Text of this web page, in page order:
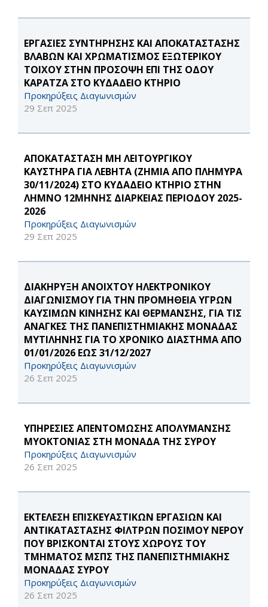
ΕΡΓΑΣΙΕΣ ΣΥΝΤΗΡΗΣΗΣ ΚΑΙ ΑΠΟΚΑΤΑΣΤΑΣΗΣ
ΒΛΑΒΩΝ ΚΑΙ ΧΡΩΜΑΤΙΣΜΟΣ ΕΞΩΤΕΡΙΚΟΥ
ΤΟΙΧΟΥ ΣΤΗΝ ΠΡΟΣΟΨΗ ΕΠΙ ΤΗΣ ΟΔΟΥ
ΚΑΡΑΤΖΑ ΣΤΟ ΚΥΔΑΔΕΙΟ ΚΤΗΡΙΟ
Προκηρύξεις Διαγωνισμών
29 Σεπ 2025
ΑΠΟΚΑΤΑΣΤΑΣΗ ΜΗ ΛΕΙΤΟΥΡΓΙΚΟΥ
ΚΑΥΣΤΗΡΑ ΓΙΑ ΛΕΒΗΤΑ (ΖΗΜΙΑ ΑΠΟ ΠΛΗΜΥΡΑ
30/11/2024) ΣΤΟ ΚΥΔΑΔΕΙΟ ΚΤΗΡΙΟ ΣΤΗΝ
ΛΗΜΝΟ 12ΜΗΝΗΣ ΔΙΑΡΚΕΙΑΣ ΠΕΡΙΟΔΟΥ 2025-
2026
Προκηρύξεις Διαγωνισμών
29 Σεπ 2025
ΔΙΑΚΗΡΥΞΗ ΑΝΟΙΧΤΟΥ ΗΛΕΚΤΡΟΝΙΚΟΥ
ΔΙΑΓΩΝΙΣΜΟΥ ΓΙΑ ΤΗΝ ΠΡΟΜΗΘΕΙΑ ΥΓΡΩΝ
ΚΑΥΣΙΜΩΝ ΚΙΝΗΣΗΣ ΚΑΙ ΘΕΡΜΑΝΣΗΣ, ΓΙΑ ΤΙΣ
ΑΝΑΓΚΕΣ ΤΗΣ ΠΑΝΕΠΙΣΤΗΜΙΑΚΗΣ ΜΟΝΑΔΑΣ
ΜΥΤΙΛΗΝΗΣ ΓΙΑ ΤΟ ΧΡΟΝΙΚΟ ΔΙΑΣΤΗΜΑ ΑΠΟ
01/01/2026 ΕΩΣ 31/12/2027
Προκηρύξεις Διαγωνισμών
26 Σεπ 2025
ΥΠΗΡΕΣΙΕΣ ΑΠΕΝΤΟΜΩΣΗΣ ΑΠΟΛΥΜΑΝΣΗΣ
ΜΥΟΚΤΟΝΙΑΣ ΣΤΗ ΜΟΝΑΔΑ ΤΗΣ ΣΥΡΟΥ
Προκηρύξεις Διαγωνισμών
26 Σεπ 2025
ΕΚΤΕΛΕΣΗ ΕΠΙΣΚΕΥΑΣΤΙΚΩΝ ΕΡΓΑΣΙΩΝ ΚΑΙ
ΑΝΤΙΚΑΤΑΣΤΑΣΗΣ ΦΙΛΤΡΩΝ ΠΟΣΙΜΟΥ ΝΕΡΟΥ
ΠΟΥ ΒΡΙΣΚΟΝΤΑΙ ΣΤΟΥΣ ΧΩΡΟΥΣ ΤΟΥ
ΤΜΗΜΑΤΟΣ ΜΣΠΣ ΤΗΣ ΠΑΝΕΠΙΣΤΗΜΙΑΚΗΣ
ΜΟΝΑΔΑΣ ΣΥΡΟΥ
Προκηρύξεις Διαγωνισμών
26 Σεπ 2025